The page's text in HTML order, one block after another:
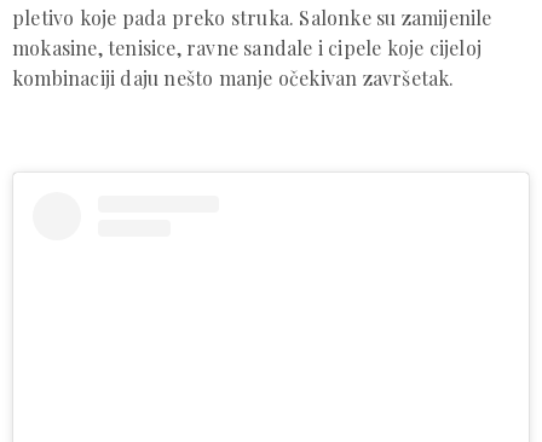
pletivo koje pada preko struka. Salonke su zamijenile
mokasine, tenisice, ravne sandale i cipele koje cijeloj
kombinaciji daju nešto manje očekivan završetak.